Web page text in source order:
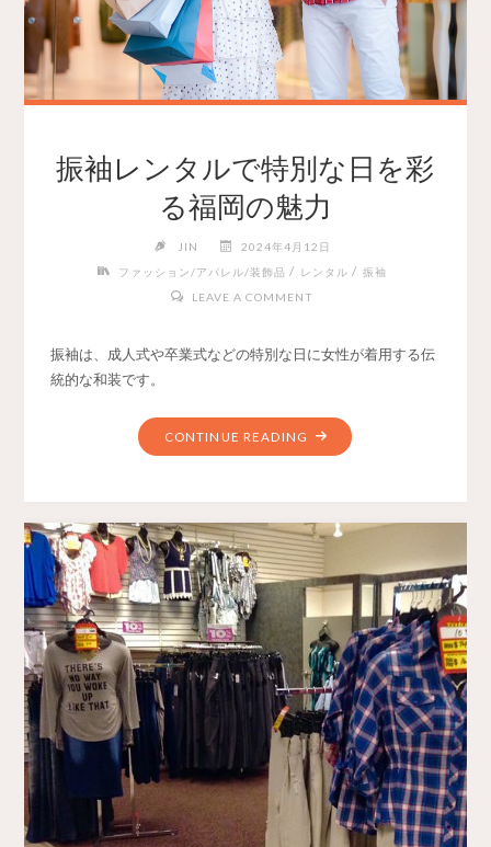
振袖レンタルで特別な日を彩
る福岡の魅力
JIN
2024年4月12日
ファッション/アパレル/装飾品 / レンタル / 振袖
LEAVE A COMMENT
振袖は、成人式や卒業式などの特別な日に女性が着用する伝
統的な和装です。
CONTINUE READING